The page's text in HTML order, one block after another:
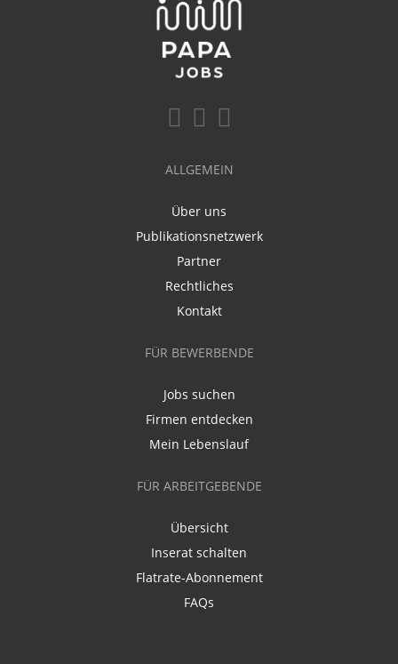
ALLGEMEIN
Über uns
Publikationsnetzwerk
Partner
Rechtliches
Kontakt
FÜR BEWERBENDE
Jobs suchen
Firmen entdecken
Mein Lebenslauf
FÜR ARBEITGEBENDE
Übersicht
Inserat schalten
Flatrate-Abonnement
FAQs